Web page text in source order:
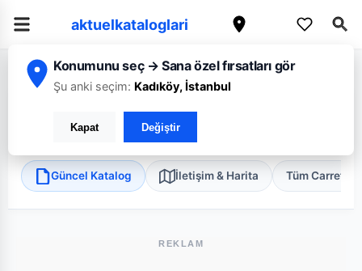
aktuelkataloglari
Konumunu seç → Sana özel fırsatları gör
Şu anki seçim: Kadıköy, İstanbul
Kapat Değiştir
Ana Sayfa/Trabzon /CarrefourSA/Trabzon Kalkınma Mini
CarrefourSA Trabzon Kalkınma Mini
Ortahisar, Trabzon
Güncel Katalog İletişim & Harita Tüm
REKLAM